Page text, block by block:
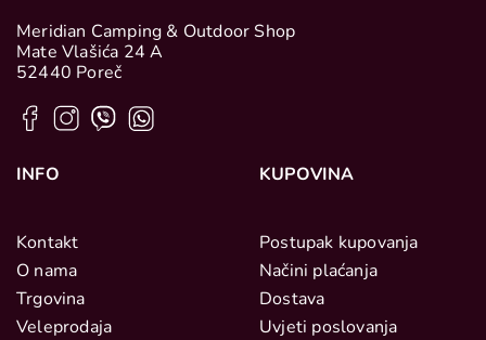
Meridian Camping & Outdoor Shop
Mate Vlašića 24 A
52440 Poreč
INFO
Kontakt
O nama
Trgovina
Veleprodaja
KUPOVINA
Postupak kupovanja
Načini plaćanja
Dostava
Uvjeti poslovanja